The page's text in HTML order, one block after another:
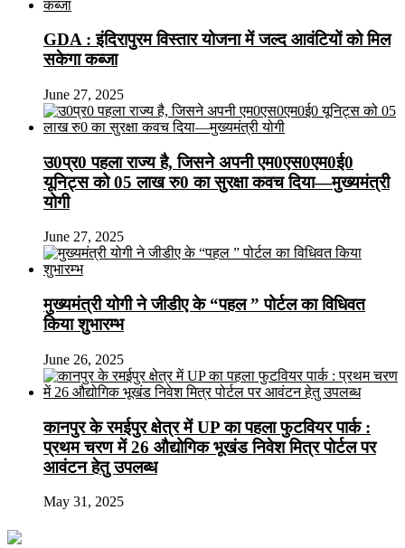
GDA : इंदिरापुरम विस्तार योजना में जल्द आवंटियों को मिल
सकेगा कब्जा
June 27, 2025
उ0प्र0 पहला राज्य है, जिसने अपनी एम0एस0एम0ई0
यूनिट्स को 05 लाख रु0 का सुरक्षा कवच दिया—मुख्यमंत्री
योगी
June 27, 2025
मुख्यमंत्री योगी ने जीडीए के “पहल ” पोर्टल का विधिवत
किया शुभारम्भ
June 26, 2025
कानपुर के रमईपुर क्षेत्र में UP का पहला फुटवियर पार्क :
प्रथम चरण में 26 औद्योगिक भूखंड निवेश मित्र पोर्टल पर
आवंटन हेतु उपलब्ध
May 31, 2025